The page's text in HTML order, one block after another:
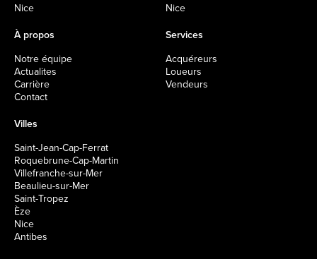
Nice
Nice
À propos
Notre équipe
Actualites
Carrière
Contact
Services
Acquéreurs
Loueurs
Vendeurs
Villes
Saint-Jean-Cap-Ferrat
Roquebrune-Cap-Martin
Villefranche-sur-Mer
Beaulieu-sur-Mer
Saint-Tropez
Èze
Nice
Antibes